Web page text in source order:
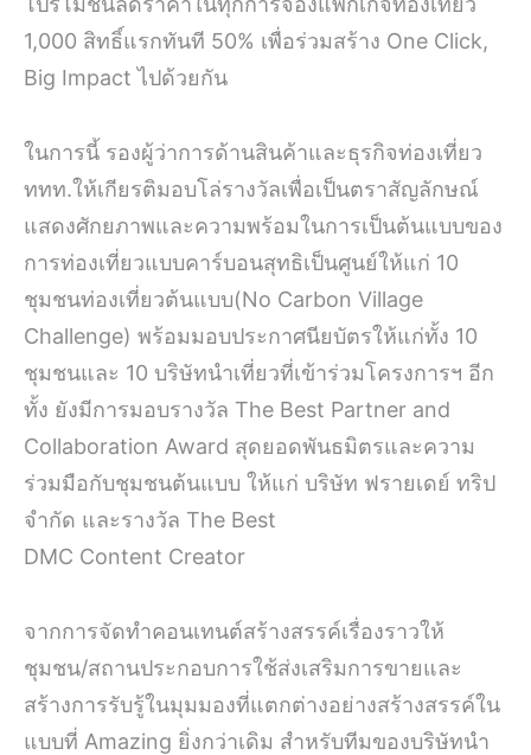
1,000 สิทธิ์แรกทันที 50% เพื่อร่วมสร้าง One Click,
Big Impact ไปด้วยกัน
ในการนี้ รองผู้ว่าการด้านสินค้าและธุรกิจท่องเที่ยว
ททท.ให้เกียรติมอบโล่รางวัลเพื่อเป็นตราสัญลักษณ์
แสดงศักยภาพและความพร้อมในการเป็นต้นแบบของ
การท่องเที่ยวแบบคาร์บอนสุทธิเป็นศูนย์ให้แก่ 10
ชุมชนท่องเที่ยวต้นแบบ(No Carbon Village
Challenge) พร้อมมอบประกาศนียบัตรให้แก่ทั้ง 10
ชุมชนและ 10 บริษัทนำเที่ยวที่เข้าร่วมโครงการฯ อีก
ทั้ง ยังมีการมอบรางวัล The Best Partner and
Collaboration Award สุดยอดพันธมิตรและความ
ร่วมมือกับชุมชนต้นแบบ ให้แก่ บริษัท ฟรายเดย์ ทริป
จำกัด และรางวัล The Best
DMC Content Creator
จากการจัดทำคอนเทนต์สร้างสรรค์เรื่องราวให้
ชุมชน/สถานประกอบการใช้ส่งเสริมการขายและ
สร้างการรับรู้ในมุมมองที่แตกต่างอย่างสร้างสรรค์ใน
แบบที่ Amazing ยิ่งกว่าเดิม สำหรับทีมของบริษัทนำ